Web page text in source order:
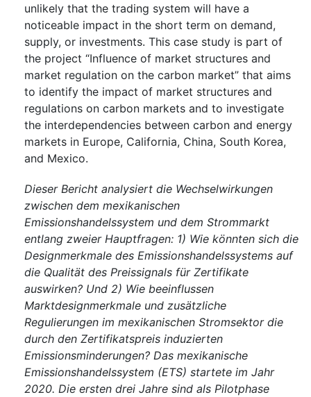
unlikely that the trading system will have a
noticeable impact in the short term on demand,
supply, or investments. This case study is part of
the project “Influence of market structures and
market regulation on the carbon market” that aims
to identify the impact of market structures and
regulations on carbon markets and to investigate
the interdependencies between carbon and energy
markets in Europe, California, China, South Korea,
and Mexico.
Dieser Bericht analysiert die Wechselwirkungen
zwischen dem mexikanischen
Emissionshandelssystem und dem Strommarkt
entlang zweier Hauptfragen: 1) Wie könnten sich die
Designmerkmale des Emissionshandelssystems auf
die Qualität des Preissignals für Zertifikate
auswirken? Und 2) Wie beeinflussen
Marktdesignmerkmale und zusätzliche
Regulierungen im mexikanischen Stromsektor die
durch den Zertifikatspreis induzierten
Emissionsminderungen? Das mexikanische
Emissionshandelssystem (ETS) startete im Jahr
2020. Die ersten drei Jahre sind als Pilotphase